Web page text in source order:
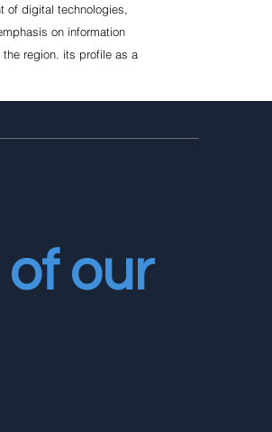
of digital technologies,
on information
region. its profile as a
our